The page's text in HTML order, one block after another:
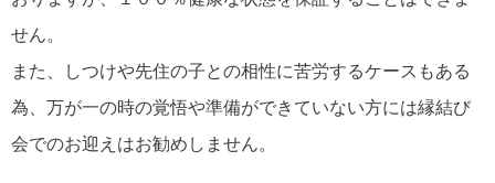
せん。
また、しつけや先住の子との相性に苦労するケースもある
為、万が一の時の覚悟や準備ができていない方には縁結び
会でのお迎えはお勧めしません。